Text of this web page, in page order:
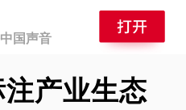
国声音
产业生态